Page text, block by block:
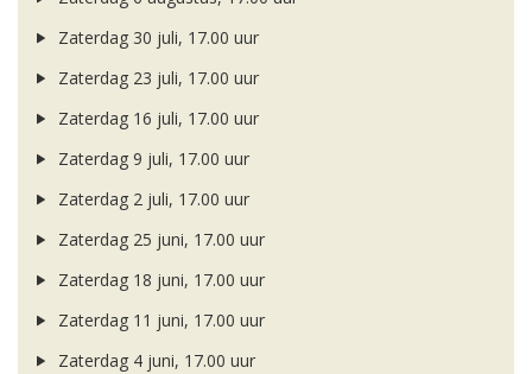
Zaterdag 30 juli, 17.00 uur
Zaterdag 23 juli, 17.00 uur
Zaterdag 16 juli, 17.00 uur
Zaterdag 9 juli, 17.00 uur
Zaterdag 2 juli, 17.00 uur
Zaterdag 25 juni, 17.00 uur
Zaterdag 18 juni, 17.00 uur
Zaterdag 11 juni, 17.00 uur
Zaterdag 4 juni, 17.00 uur